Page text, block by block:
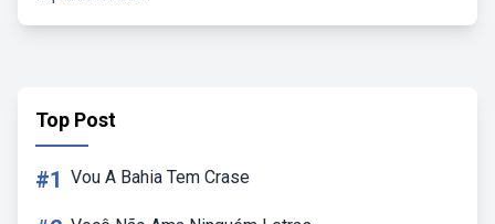
Top Post
#1 Vou A Bahia Tem Crase